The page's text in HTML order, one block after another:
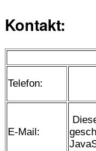
Kontakt:
Telefon:
E-Mail: